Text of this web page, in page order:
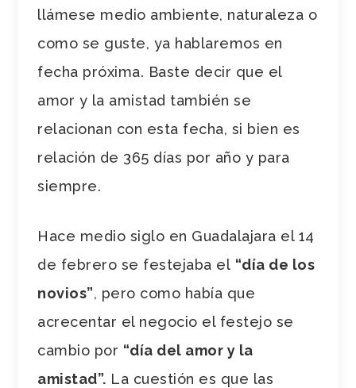
llámese medio ambiente, naturaleza o
como se guste, ya hablaremos en
fecha próxima. Baste decir que el
amor y la amistad también se
relacionan con esta fecha, si bien es
relación de 365 días por año y para
siempre.
Hace medio siglo en Guadalajara el 14
de febrero se festejaba el “día de los
novios”, pero como había que
acrecentar el negocio el festejo se
cambio por “día del amor y la
amistad”. La cuestión es que las